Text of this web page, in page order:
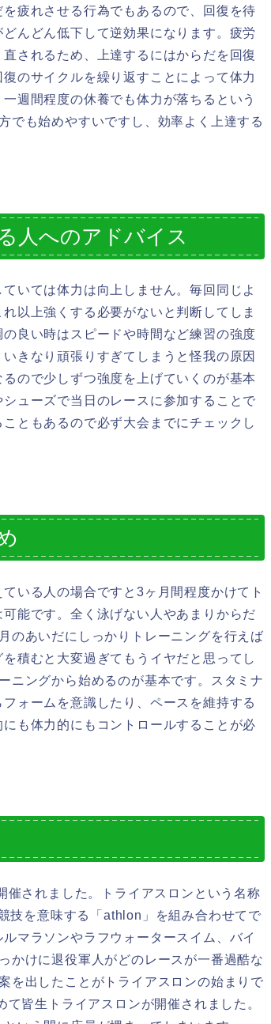
疲れさせる行為でもあるので、回復を待
んどん低下して逆効果になります。疲労
されるため、上達するにはからだを回復
のサイクルを繰り返すことによって体力
週間程度の休養でも体力が落ちるという
でも始めやすいですし、効率よく上達する
人へのアドバイス
いては体力は向上しません。毎回同じよ
以上強くする必要がないと判断してしま
良い時はスピードや時間など練習の強度
きなり頑張りすぎてしまうと怪我の原因
ので少しずつ強度を上げていくのが基本
ューズで当日のレースに参加することで
ともあるので必ず大会までにチェックし
いる人の場合ですと3ヶ月間程度かけてト
能です。全く泳げない人やあまりからだ
のあいだにしっかりトレーニングを行えば
積むと大変過ぎてもうイヤだと思ってし
ニングから始めるのが基本です。スタミナ
ォームを意識したり、ペースを維持する
も体力的にもコントロールすることが必
催されました。トライアスロンという名称
技を意味する「athlon」を組み合わせてで
マラソンやラフウォータースイム、バイ
かけに退役軍人がどのレースが一番過酷な
を出したことがトライアスロンの始まりで
皆生トライアスロンが開催されました。